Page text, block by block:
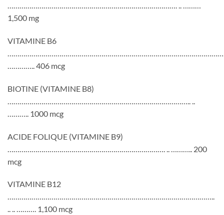
…………………………………………………………………………. .. ………
1,500 mg
VITAMINE B6
………….. 406 mcg
BIOTINE (VITAMINE B8)
……………………………………………………………………………….. ..
……….. 1000 mcg
ACIDE FOLIQUE (VITAMINE B9)
……………………………………………………………………. .. ……….. 200
mcg
VITAMINE B12
…………………………………………………………………………………………..
.. .. ………. 1,100 mcg